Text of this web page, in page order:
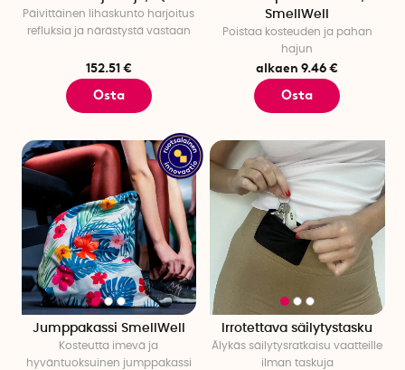
Päivittäinen lihaskunto harjoitus
refluksia ja närästystä vastaan
152.51 €
Osta
SmellWell
Poistaa kosteuden ja pahan
hajun
alkaen 9.46 €
Osta
Jumppakassi SmellWell
Kosteutta imevä ja
hyväntuoksuinen jumppakassi
Irrotettava säilytystasku
Älykäs säilytysratkaisu vaatteille
ilman taskuja